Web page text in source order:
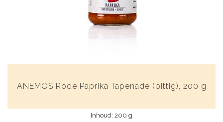
ANEMOS Rode Paprika Tapenade (pittig), 200 g
Inhoud: 200 g